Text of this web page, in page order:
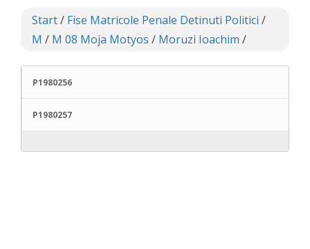
Start/ Fise Matricole Penale Detinuti Politici /
M / M 08 Moja Motyos / Moruzi Ioachim /
P1980256
P1980257